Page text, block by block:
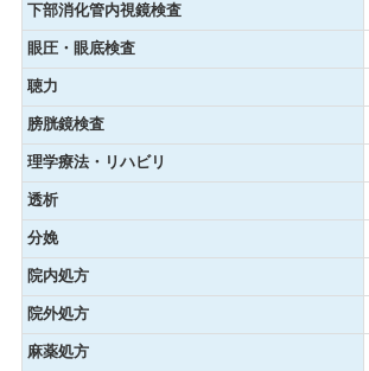
下部消化管内視鏡検査
眼圧・眼底検査
聴力
膀胱鏡検査
理学療法・リハビリ
透析
分娩
院内処方
院外処方
麻薬処方